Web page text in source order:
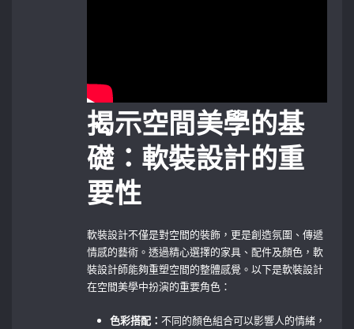
揭示空間美學的基
礎：軟裝設計的重
要性
軟裝設計不僅是對空間的裝飾，更是創造氛圍、傳遞
情感的藝術。透過精心選擇的家具、配件及顏色，軟
裝設計師能夠重塑空間的整體感覺。以下是軟裝設計
在空間美學中扮演的重要角色：
色彩搭配：不同的顏色組合可以影響人的情緒，